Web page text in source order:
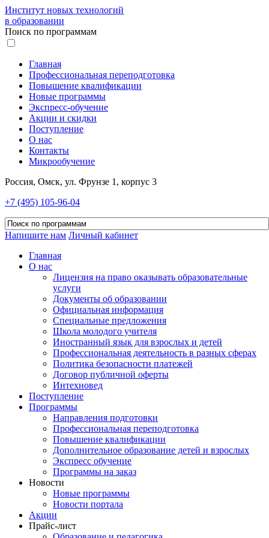
Институт новых технологий
в образовании
Поиск по программам
Главная
Профессиональная переподготовка
Повышение квалификации
Новые программы
Экспресс-обучение
Акции и скидки
Поступление
О нас
Контакты
Микрообучение
Россия, Омск, ул. Фрунзе 1, корпус 3
+7 (495) 105-96-04
Напишите нам Личный кабинет
Главная
О нас
Лицензия на право оказывать образовательные
услуги
Документы об образовании
Официальная информация
Специальные предложения
Школа молодого учителя
Иностранный язык для взрослых и детей
Профессиональная деятельность в разных сферах
Политика безопасности платежей
Договор публичной оферты
Интехновед
Поступление
Программы
Направления подготовки
Профессиональная переподготовка
Повышение квалификации
Дополнительное образование детей и взрослых
Экспресс обучение
Программы на заказ
Новости
Новые программы
Новости портала
Акции
Прайс-лист